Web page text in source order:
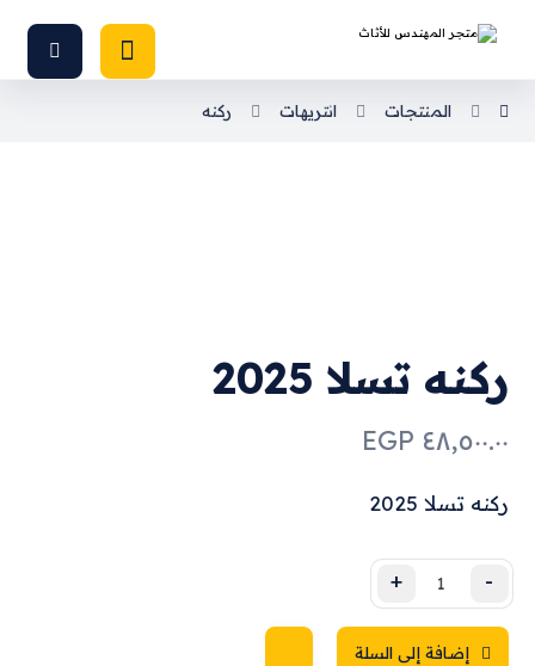
المنتجات انتريهات ركنه
ركنه تسلا 2025
EGP ٤٨,٥٠٠.٠٠
ركنه تسلا 2025
-
+
إضافة إلى السلة